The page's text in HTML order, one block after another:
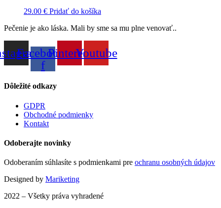
29.00 € Pridať do košíka
Pečenie je ako láska. Mali by sme sa mu plne venovať..
Facebook-
f
PinterestYoutube
Dôležité odkazy
GDPR
Obchodné podmienky
Kontakt
Odoberajte novinky
Odoberaním súhlasíte s podmienkami pre ochranu osobných údajov
Designed by Mariketing
2022 – Všetky práva vyhradené